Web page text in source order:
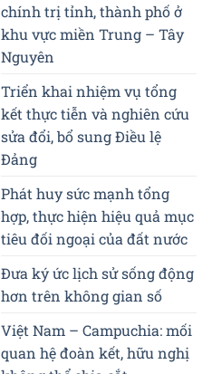
chính trị tỉnh, thành phố ở
khu vực miền Trung – Tây
Nguyên
Triển khai nhiệm vụ tổng
kết thực tiễn và nghiên cứu
sửa đổi, bổ sung Điều lệ
Đảng
Phát huy sức mạnh tổng
hợp, thực hiện hiệu quả mục
tiêu đối ngoại của đất nước
Đưa ký ức lịch sử sống động
hơn trên không gian số
Việt Nam – Campuchia: mối
quan hệ đoàn kết, hữu nghị